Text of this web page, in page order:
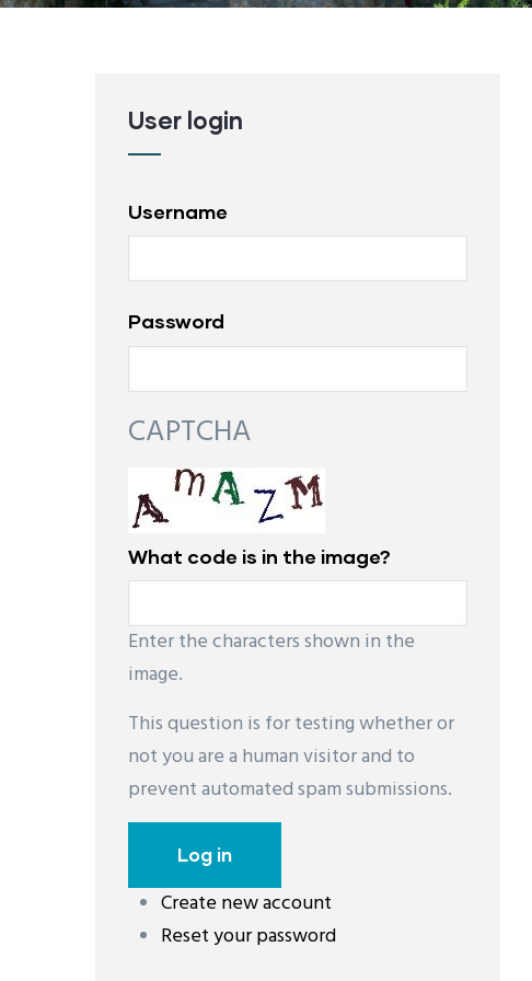
User login
Username
Password
CAPTCHA
What code is in the image?
Enter the characters shown in the
image.
This question is for testing whether or
not you are a human visitor and to
prevent automated spam submissions.
Create new account
Reset your password
레딧 다운로드coloring pages printable